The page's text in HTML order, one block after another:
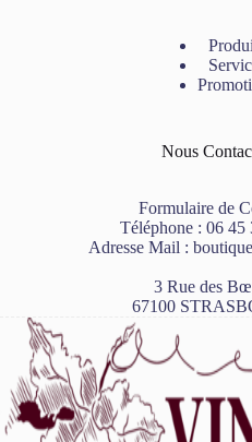
Nous
Formulaire de
Téléphone : 06 45
Adresse Mail :
3 Rue des
67100